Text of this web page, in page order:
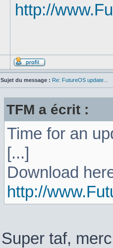
http://
Sujet du message : Re: FutureOS update...
TFM a écrit :
Time for an
[...]
Download
http://
Super taf,